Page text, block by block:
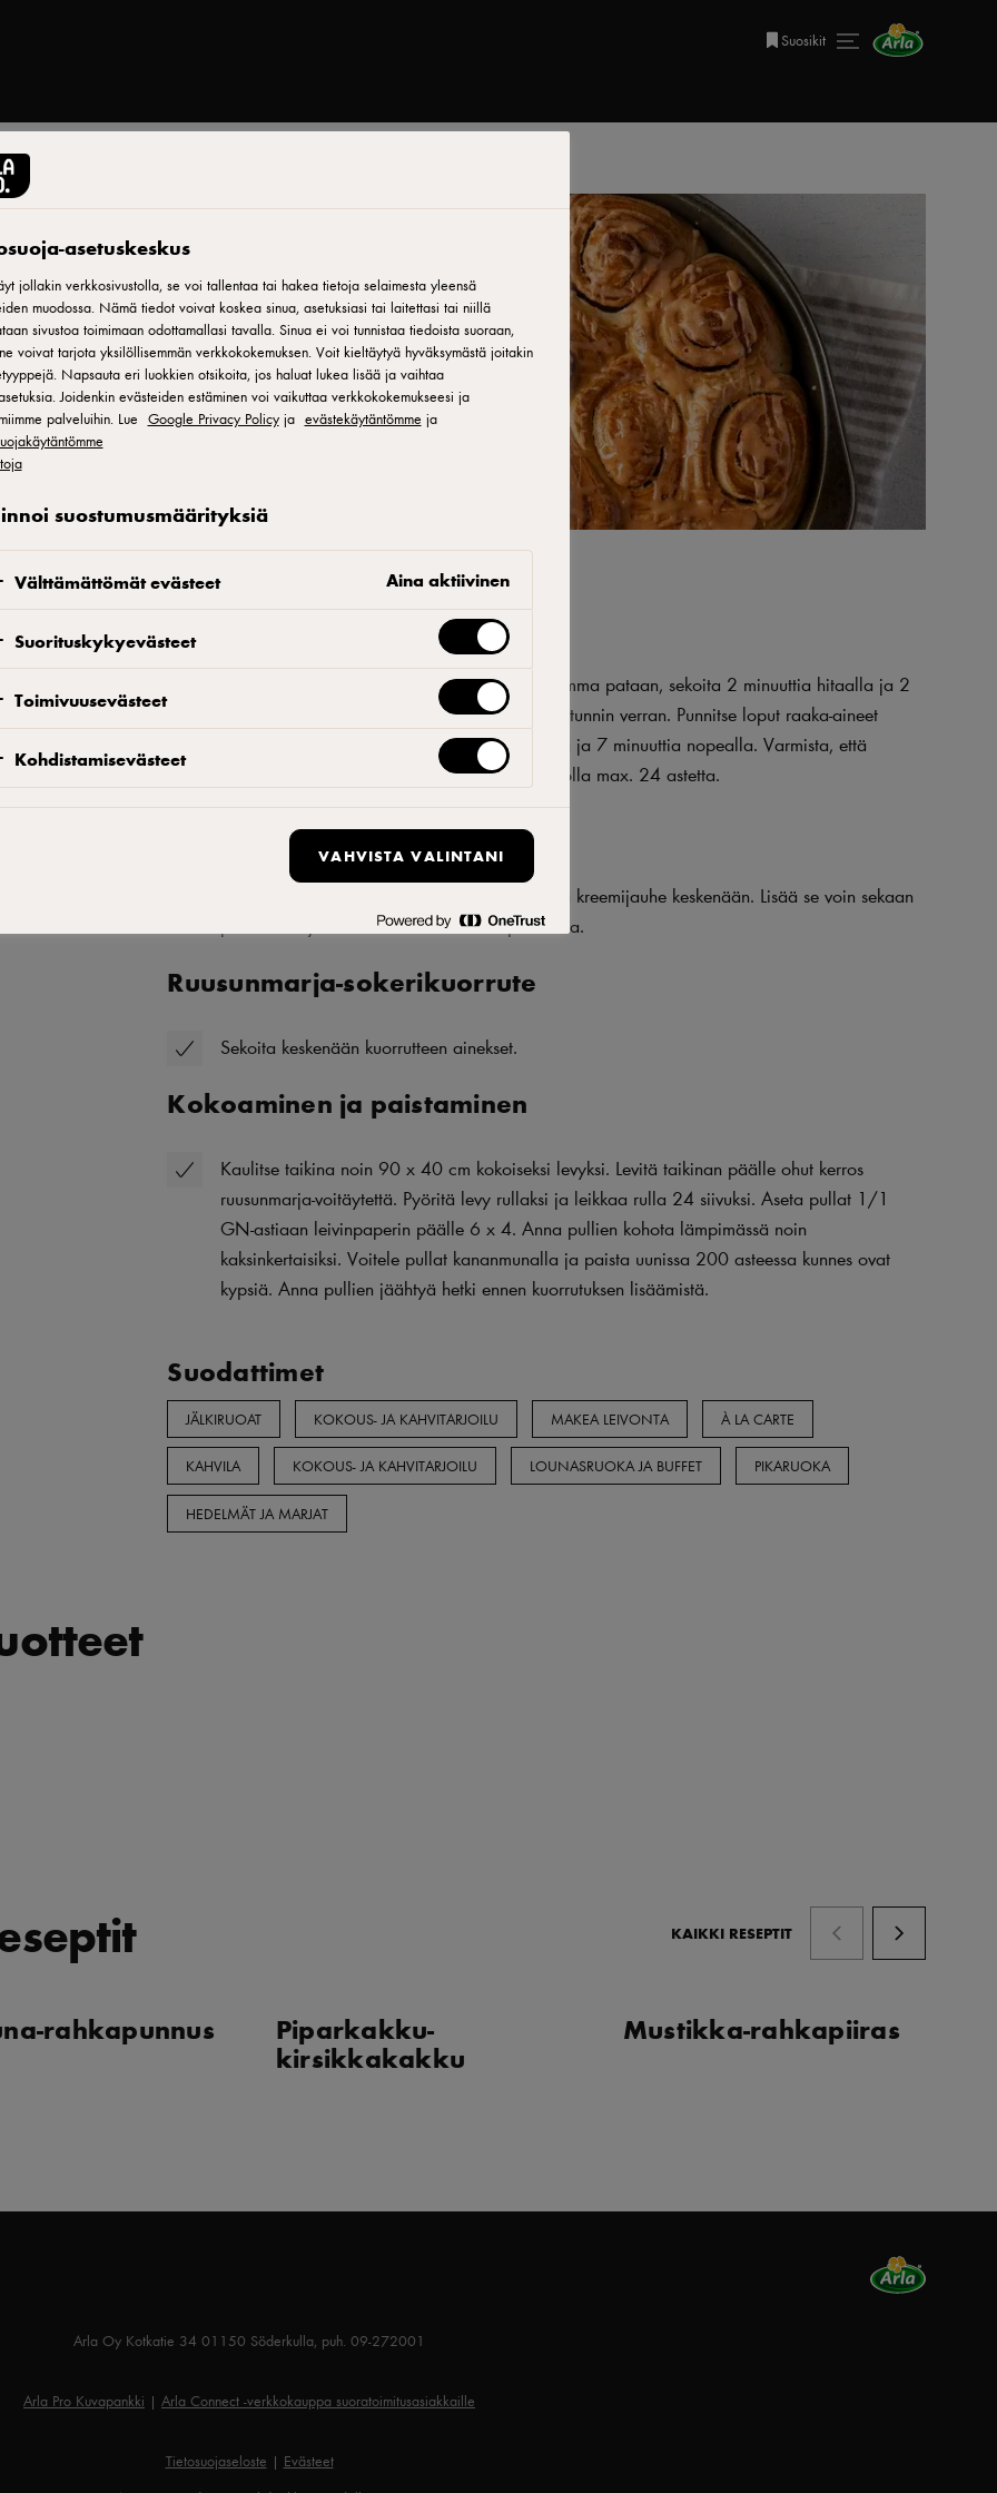
Suosikit
ystäville.
Pullataikina
Punnitse vesi, vehnäjauho 1, hiiva ja kardemumma pataan, sekoita 2 minuuttia hitaalla ja 2
minuuttia nopealla. Anna seoksen käydä noin tunnin verran. Punnitse loput raaka-aineet
pataan ja pyöritä taikinaa 3 minuuttia hitaalla ja 7 minuuttia nopealla. Varmista, että
taikinassa on hyvä sitko. Taikinan lämpö saa olla max. 24 astetta.
Ruusunmarja-voitäyte
Vaahdota voi kevyesti. Sekoita sokeri, suola ja kreemijauhe keskenään. Lisää se voin sekaan
ja sekoita hyvin. Nostele sose sekaan ja sekoita.
Ruusunmarja-sokerikuorrute
Sekoita keskenään kuorrutteen ainekset.
Kokoaminen ja paistaminen
Kaulitse taikina noin 90 x 40 cm kokoiseksi levyksi. Levitä taikinan päälle ohut kerros
ruusunmarja-voitäytettä. Pyöritä levy rullaksi ja leikkaa rulla 24 siivuksi. Aseta pullat 1/1
GN-astiaan leivinpaperin päälle 6 x 4. Anna pullien kohota lämpimässä noin
kaksinkertaisiksi. Voitele pullat kananmunalla ja paista uunissa 200 asteessa kunnes ovat
kypsiä. Anna pullien jäähtyä hetki ennen kuorrutuksen lisäämistä.
Suodattimet
JÄLKIRUOAT KOKOUS- JA KAHVITARJOILU MAKEA LEIVONTA À LA CARTE
KAHVILA KOKOUS- JA KAHVITARJOILU LOUNASRUOKA JA BUFFET PIKARUOKA
HEDELMÄT JA MARJAT
KAIKKI RESEPTIT
rahkapunnus
Piparkakku-
kirsikkakakku
Mustikka-rahkapiiras
Arla Oy Kotkatie 34 01150 Söderkulla, puh. 09-272001
Arla Pro Kuvapankki | Arla Connect -verkkokauppa suoratoimitusasiakkaille
Tietosuojaseloste | Evästeet
asetuskeskus
jollakin verkkosivustolla, se voi tallentaa tai hakea tietoja selaimesta yleensä
muodossa. Nämä tiedot voivat koskea sinua, asetuksiasi tai laitettasi tai niillä
sivustoa toimimaan odottamallasi tavalla. Sinua ei voi tunnistaa tiedoista suoraan,
voivat tarjota yksilöllisemmän verkkokokemuksen. Voit kieltäytyä hyväksymästä joitakin
Napsauta eri luokkien otsikoita, jos haluat lukea lisää ja vaihtaa
Joidenkin evästeiden estäminen voi vaikuttaa verkkokokemukseesi ja
palveluihin. Lue Google Privacy Policyja evästekäytäntömme ja
suostumusmäärityksiä
Välttämättömät evästeet Aina aktiivinen
Suorituskykyevästeet
Toimivuusevästeet
Kohdistamisevästeet
VAHVISTA VALINTANI